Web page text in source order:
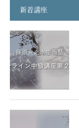
新着講座